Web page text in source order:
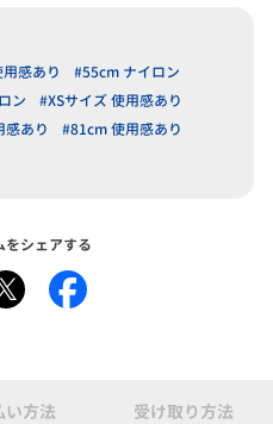
感あり
#55cm ナイロン
ン
#XSサイズ 使用感あり
あり
#81cm 使用感あり
をシェアする
い方法 受け取り方法